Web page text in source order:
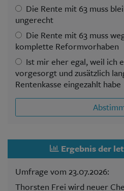
Die Rente mit 63 muss
ungerecht
Die Rente mit 63 muss
komplette Reformvorhaben
Ist mir eher egal, weil ich
vorgesorgt und zusätzlich
Rentenkasse eingezahlt habe
Ergebnis der
Umfrage vom 23.07.2026:
Thorsten Frei wird neuer